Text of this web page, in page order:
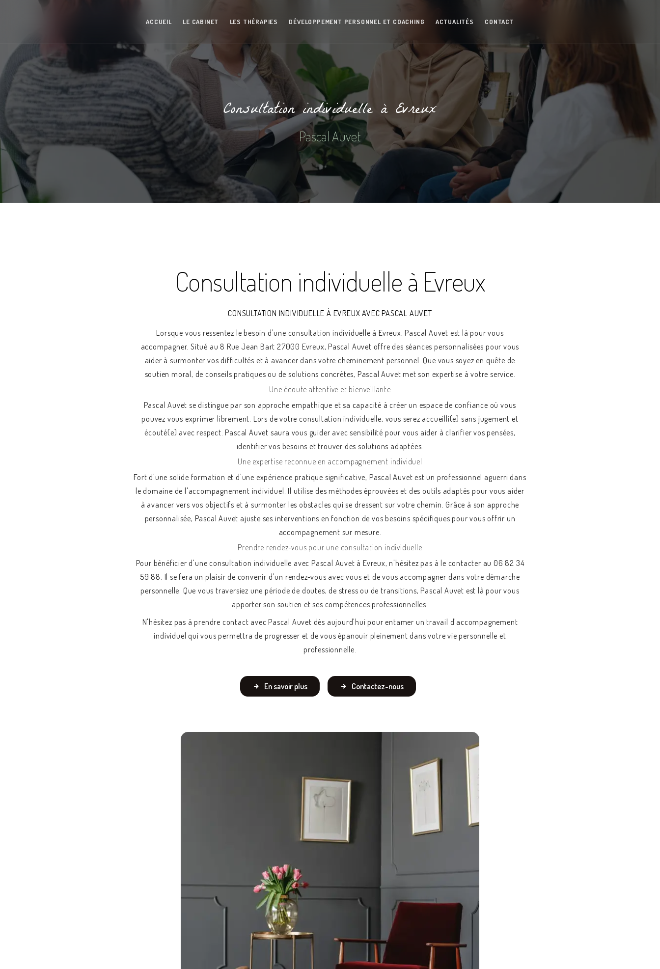
ACCUEIL LE CABINET LES THÉRAPIES DÉVELOPPEMENT PERSONNEL ET COACHING ACTUALITÉS CONTACT
Consultation individuelle à Evreux
Pascal Auvet
Consultation individuelle à Evreux
CONSULTATION INDIVIDUELLE À EVREUX AVEC PASCAL AUVET
Lorsque vous ressentez le besoin d'une consultation individuelle à Evreux, Pascal Auvet est là pour vous
accompagner. Situé au 8 Rue Jean Bart 27000 Evreux, Pascal Auvet offre des séances personnalisées pour vous
aider à surmonter vos difficultés et à avancer dans votre cheminement personnel. Que vous soyez en quête de
soutien moral, de conseils pratiques ou de solutions concrètes, Pascal Auvet met son expertise à votre service.
Une écoute attentive et bienveillante
Pascal Auvet se distingue par son approche empathique et sa capacité à créer un espace de confiance où vous
pouvez vous exprimer librement. Lors de votre consultation individuelle, vous serez accueilli(e) sans jugement et
écouté(e) avec respect. Pascal Auvet saura vous guider avec sensibilité pour vous aider à clarifier vos pensées,
identifier vos besoins et trouver des solutions adaptées.
Une expertise reconnue en accompagnement individuel
Fort d'une solide formation et d'une expérience pratique significative, Pascal Auvet est un professionnel aguerri dans
le domaine de l'accompagnement individuel. Il utilise des méthodes éprouvées et des outils adaptés pour vous aider
à avancer vers vos objectifs et à surmonter les obstacles qui se dressent sur votre chemin. Grâce à son approche
personnalisée, Pascal Auvet ajuste ses interventions en fonction de vos besoins spécifiques pour vous offrir un
accompagnement sur mesure.
Prendre rendez-vous pour une consultation individuelle
Pour bénéficier d'une consultation individuelle avec Pascal Auvet à Evreux, n'hésitez pas à le contacter au 06 82 34
59 88. Il se fera un plaisir de convenir d'un rendez-vous avec vous et de vous accompagner dans votre démarche
personnelle. Que vous traversiez une période de doutes, de stress ou de transitions, Pascal Auvet est là pour vous
apporter son soutien et ses compétences professionnelles.
N'hésitez pas à prendre contact avec Pascal Auvet dès aujourd'hui pour entamer un travail d'accompagnement
individuel qui vous permettra de progresser et de vous épanouir pleinement dans votre vie personnelle et
professionnelle.
En savoir plus Contactez-nous
Panneau de gestion des cookies